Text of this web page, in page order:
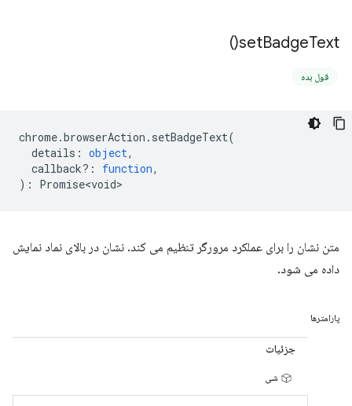
setBadgeText(
)
قول بده
chrome.browserAction . setBadgeText(
details : object,
callback? : function,
) : Promise<void>
متن نشان را برای عملکرد مرورگر تنظیم می کند. نشان در بالای نماد نمایش
داده می شود.
پارامترها
جزئیات
شی